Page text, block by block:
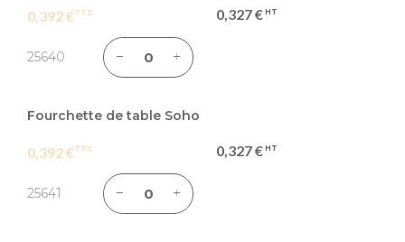
groupé
0,392 € 0,327 €
25640
Fourchette de table Soho
0,392 € 0,327 €
25641